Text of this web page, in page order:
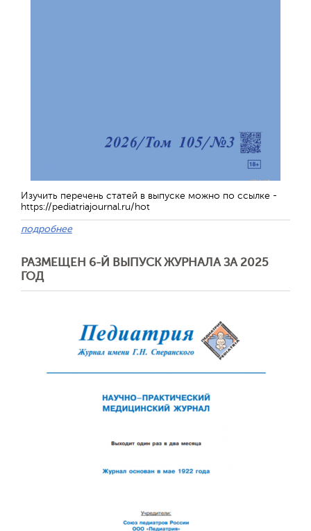
Изучить перечень статей в выпуске можно по ссылке -
https://pediatriajournal.ru/hot
подробнее
РАЗМЕЩЕН 6-Й ВЫПУСК ЖУРНАЛА ЗА 2025
ГОД